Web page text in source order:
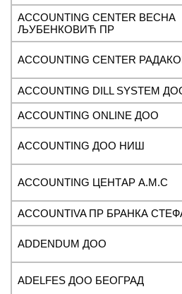
ACCOUNTING CENTER ВЕСНА
ЉУБЕНКОВИЋ ПР
ACCOUNTING CENTER
ACCOUNTING DILL SYSTEM
ACCOUNTING ONLINE ДОО
ACCOUNTING ДОО НИШ
ACCOUNTING ЦЕНТАР А.М.С
ACCOUNTIVA ПР БРАНКА
ADDENDUM ДОО
ADELFES ДОО БЕОГРАД